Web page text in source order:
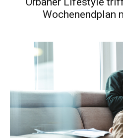
Wochenendplan